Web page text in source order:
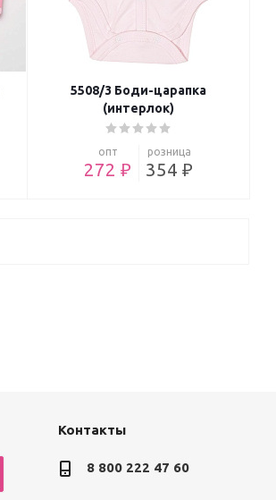
5508/3 Боди-царапка
(интерлок)
опт
272 ₽
розница
354 ₽
Контакты
8 800 222 47 60